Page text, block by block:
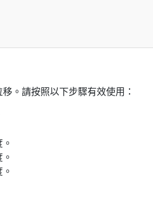
。請按照以下步驟有效使用：